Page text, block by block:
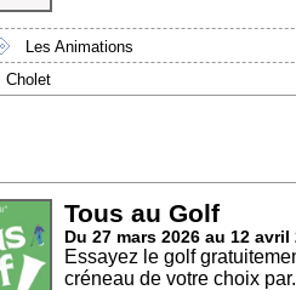
Les Animations
Cholet
Tous au Golf
Du 27 mars 2026 au 12 avril
Essayez le golf
créneau de votre choix